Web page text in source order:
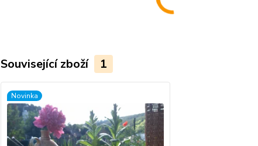
Související zboží 1
Novinka